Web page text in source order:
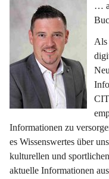
…
Als
Informationen zu
es Wissenswertes über
kulturellen und
aktuelle Informationen